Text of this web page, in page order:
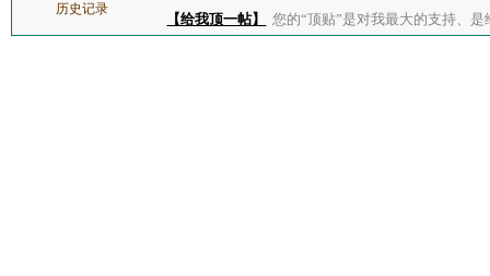
历史记录
【给我顶一帖】 您的“顶贴”是对我最大的支持、